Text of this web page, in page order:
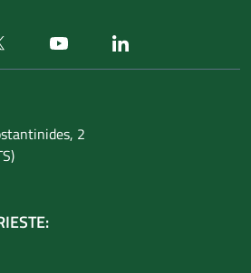
Twitter Youtube
2